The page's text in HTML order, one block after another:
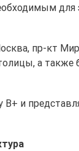
пр-кт
а также
B+ и